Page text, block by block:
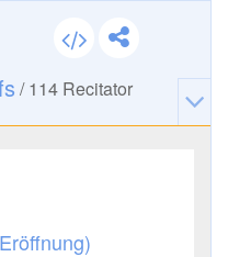
/114 Recitator